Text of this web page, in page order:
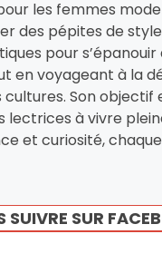
les femmes
des pépites de
pour s’épanouir
en voyageant à la
cultures. Son objectif
lectrices à vivre
et curiosité,
SUIVRE SUR